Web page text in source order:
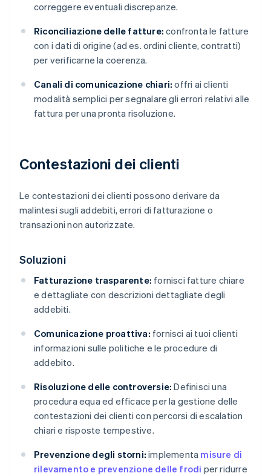
correggere eventuali discrepanze.
Riconciliazione delle fatture: confronta le fatture
con i dati di origine (ad es. ordini cliente, contratti)
per verificarne la coerenza.
Canali di comunicazione chiari: offri ai clienti
modalità semplici per segnalare gli errori relativi alle
fattura per una pronta risoluzione.
Contestazioni dei clienti
Le contestazioni dei clienti possono derivare da
malintesi sugli addebiti, errori di fatturazione o
transazioni non autorizzate.
Soluzioni
Fatturazione trasparente: fornisci fatture chiare
e dettagliate con descrizioni dettagliate degli
addebiti.
Comunicazione proattiva: fornisci ai tuoi clienti
informazioni sulle politiche e le procedure di
addebito.
Risoluzione delle controversie: Definisci una
procedura equa ed efficace per la gestione delle
contestazioni dei clienti con percorsi di escalation
chiari e risposte tempestive.
Prevenzione degli storni: implementa misure di
rilevamento e prevenzione delle frodi per ridurre